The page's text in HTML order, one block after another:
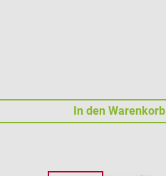
In den Warenkorb